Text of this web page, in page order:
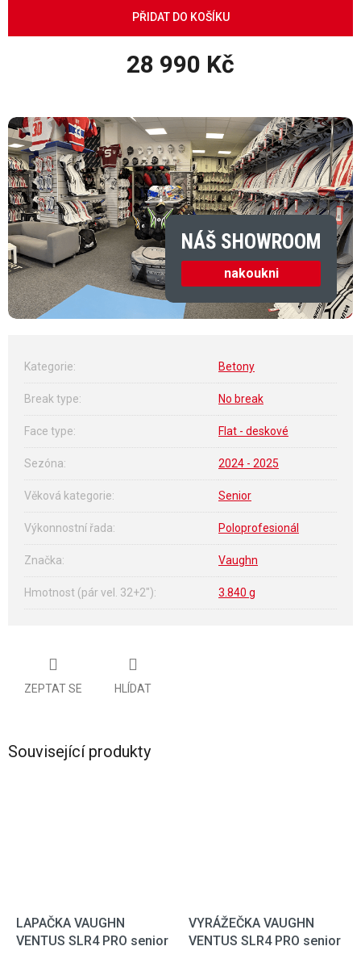
PŘIDAT DO KOŠÍKU
28 990 Kč
NÁŠ SHOWROOM
nakoukni
Kategorie: Betony
Break type: No break
Face type: Flat - deskové
Sezóna: 2024 - 2025
Věková kategorie: Senior
Výkonnostní řada: Poloprofesionál
Značka: Vaughn
Hmotnost (pár vel. 32+2"): 3.840 g
ZEPTAT SE HLÍDAT
Související produkty
LAPAČKA VAUGHN
VENTUS SLR4 PRO senior
VYRÁŽEČKA VAUGHN
VENTUS SLR4 PRO senior